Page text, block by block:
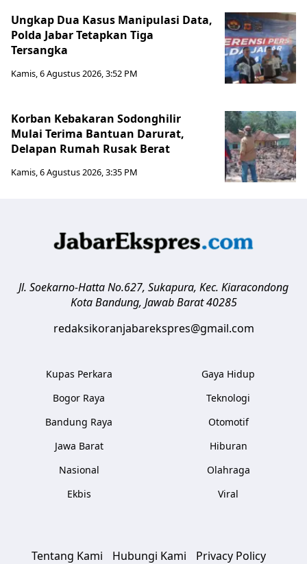
Ungkap Dua Kasus Manipulasi Data,
Polda Jabar Tetapkan Tiga
Tersangka
Kamis, 6 Agustus 2026, 3:52 PM
Korban Kebakaran Sodonghilir
Mulai Terima Bantuan Darurat,
Delapan Rumah Rusak Berat
Kamis, 6 Agustus 2026, 3:35 PM
Jl. Soekarno-Hatta No.627, Sukapura, Kec. Kiaracondong
Kota Bandung, Jawab Barat 40285
redaksikoranjabarekspres@gmail.com
Kupas Perkara
Bogor Raya
Bandung Raya
Jawa Barat
Nasional
Ekbis
Gaya Hidup
Teknologi
Otomotif
Hiburan
Olahraga
Viral
Tentang Kami Hubungi Kami Privacy Policy